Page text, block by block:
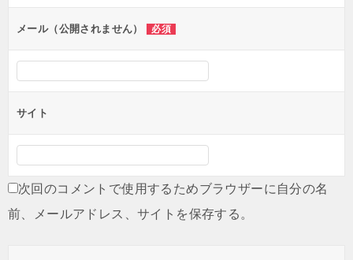
メール（公開されません） 必須
サイト
次回のコメントで使用するためブラウザーに自分の名
前、メールアドレス、サイトを保存する。